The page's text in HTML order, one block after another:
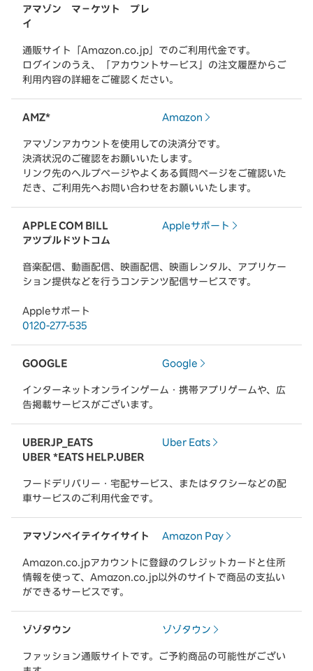
アマゾン マ－ケツト プレ
イ
通販サイト「Amazon.co.jp」でのご利用代金です。
ログインのうえ、「アカウントサービス」の注文履歴からご
利用内容の詳細をご確認ください。
AMZ* Amazon
アマゾンアカウントを使用しての決済分です。
決済状況のご確認をお願いいたします。
リンク先のヘルプページやよくある質問ページをご確認いた
だき、ご利用先へお問い合わせをお願いいたします。
APPLE COM BILL
アツプルドツトコム
Appleサポート
音楽配信、動画配信、映画配信、映画レンタル、アプリケー
ション提供などを行うコンテンツ配信サービスです。
Appleサポート
0120-277-535
GOOGLE Google
インターネットオンラインゲーム・携帯アプリゲームや、広
告掲載サービスがございます。
UBERJP_EATS
UBER *EATS HELP.UBER
Uber Eats
フードデリバリー・宅配サービス、またはタクシーなどの配
車サービスのご利用代金です。
アマゾンペイテイケイサイト Amazon Pay
Amazon.co.jpアカウントに登録のクレジットカードと住所
情報を使って、Amazon.co.jp以外のサイトで商品の支払い
ができるサービスです。
ゾゾタウン ゾゾタウン
ファッション通販サイトです。ご予約商品の可能性がござい